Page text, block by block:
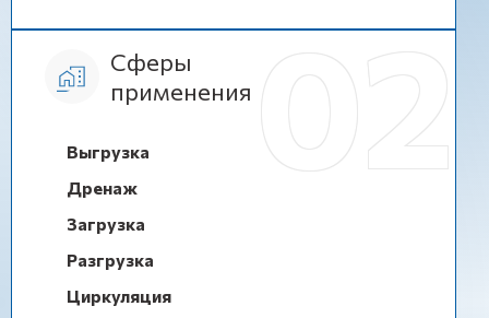
Сферы
применения
Выгрузка
Дренаж
Загрузка
Разгрузка
Циркуляция